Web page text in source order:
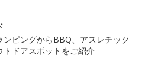
ンピングからBBQ、アスレチック
トドアスポットをご紹介